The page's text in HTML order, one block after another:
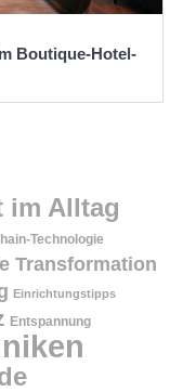
Boutique-Hotel-
im Alltag
Technologie
Transformation
Einrichtungstipps
Entspannung